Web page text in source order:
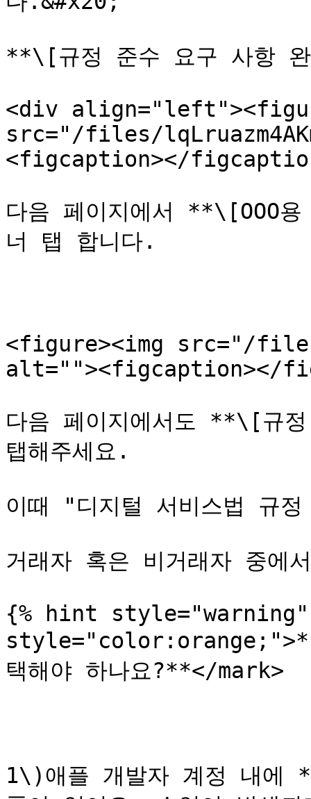
**\[규정 준수 요구 사항
<div
src="/files/
<figcaption></
다음 페이지에서 **\[OOO
너 탭 합니다.
<figure><img src="/files/
alt=""><figcaption></
다음 페이지에서도 **\[규
탭해주세요.
이때 "디지털 서비스법 규
거래자 혹은 비거래자 중에
{% hint style="warning"
style="color:orange;">**
택해야 하나요?**</mark>
1\)애플 개발자 계정 내에